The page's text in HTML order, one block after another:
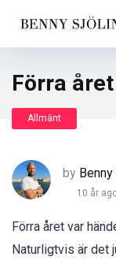
Förra
Allmänt
by
10 år
Förra året var
Naturligtvis är det